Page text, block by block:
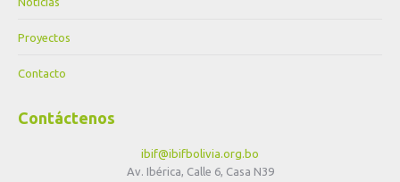
Proyectos
Contacto
Contáctenos
ibif@ibifbolivia.org.bo
Av. Ibérica, Calle 6, Casa N39